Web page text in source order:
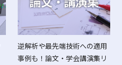
逆解析や最先端技術への適用
事例も！論文・学会講演集リ